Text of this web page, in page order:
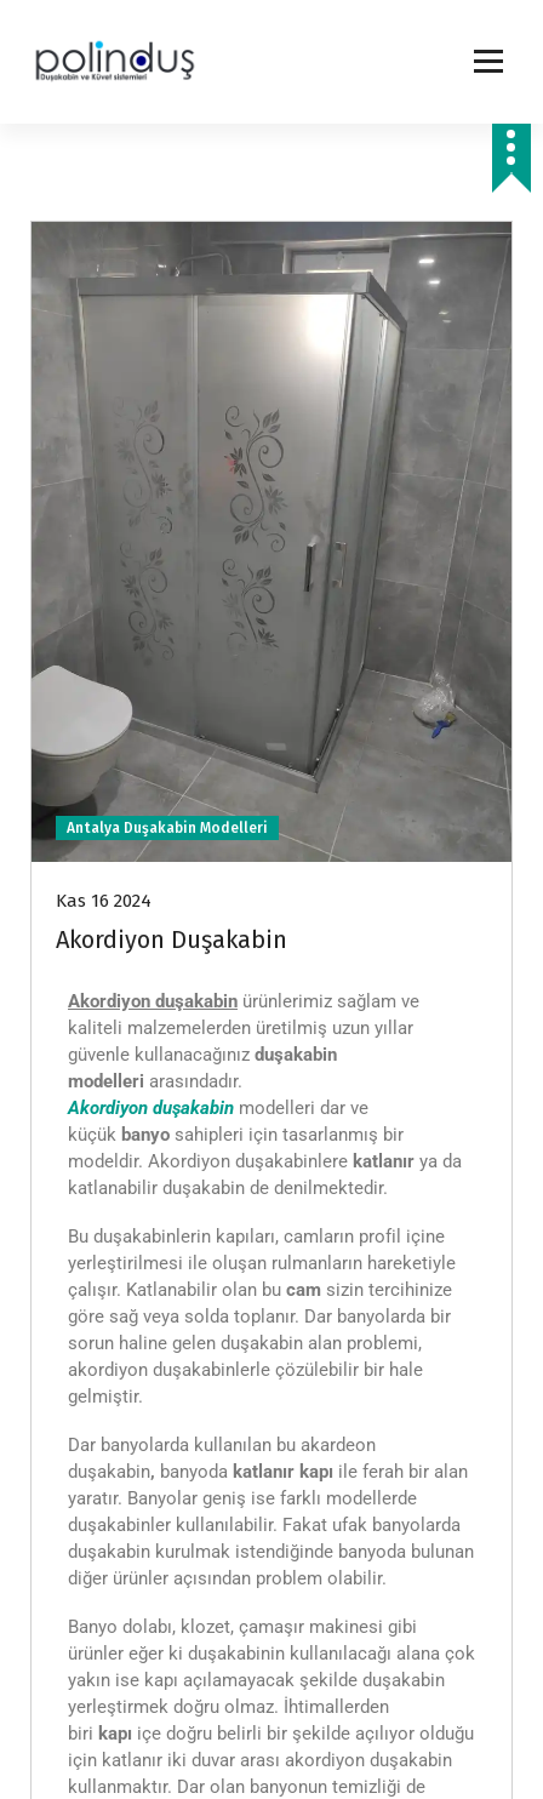
Antalya Duşakabin Modelleri
Kas 16 2024
Akordiyon Duşakabin
Akordiyon duşakabin ürünlerimiz sağlam ve
kaliteli malzemelerden üretilmiş uzun yıllar
güvenle kullanacağınız duşakabin
modelleri arasındadır.
Akordiyon duşakabin modelleri dar ve
küçük banyo sahipleri için tasarlanmış bir
modeldir. Akordiyon duşakabinlere katlanır ya da
katlanabilir duşakabin de denilmektedir.
Bu duşakabinlerin kapıları, camların profil içine
yerleştirilmesi ile oluşan rulmanların hareketiyle
çalışır. Katlanabilir olan bu cam sizin tercihinize
göre sağ veya solda toplanır. Dar banyolarda bir
sorun haline gelen duşakabin alan problemi,
akordiyon duşakabinlerle çözülebilir bir hale
gelmiştir.
Dar banyolarda kullanılan bu akardeon
duşakabin, banyoda katlanır kapı ile ferah bir alan
yaratır. Banyolar geniş ise farklı modellerde
duşakabinler kullanılabilir. Fakat ufak banyolarda
duşakabin kurulmak istendiğinde banyoda bulunan
diğer ürünler açısından problem olabilir.
Banyo dolabı, klozet, çamaşır makinesi gibi
ürünler eğer ki duşakabinin kullanılacağı alana çok
yakın ise kapı açılamayacak şekilde duşakabin
yerleştirmek doğru olmaz. İhtimallerden
biri kapı içe doğru belirli bir şekilde açılıyor olduğu
için katlanır iki duvar arası akordiyon duşakabin
kullanmaktır. Dar olan banyonun temizliği de